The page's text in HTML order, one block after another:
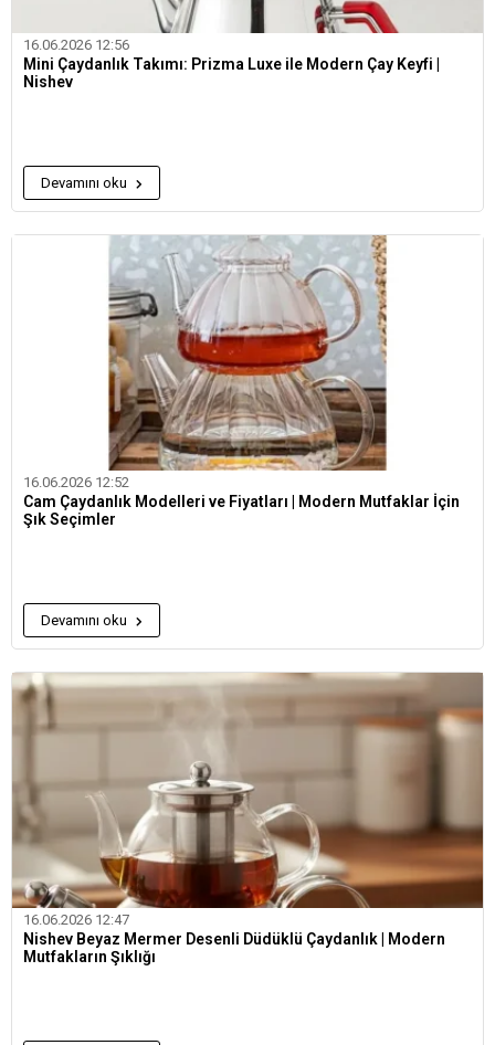
16.06.2026 12:56
Mini Çaydanlık Takımı: Prizma Luxe ile Modern Çay Keyfi |
Nishev
Devamını oku
16.06.2026 12:52
Cam Çaydanlık Modelleri ve Fiyatları | Modern Mutfaklar İçin
Şık Seçimler
Devamını oku
16.06.2026 12:47
Nishev Beyaz Mermer Desenli Düdüklü Çaydanlık | Modern
Mutfakların Şıklığı